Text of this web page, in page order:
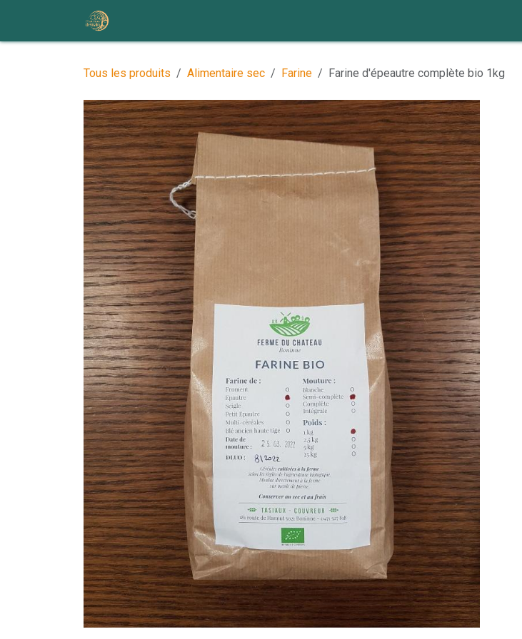
Se rendre au contenu
Tous les produits Alimentaire sec Farine Farine d'épeautre complète bio 1kg